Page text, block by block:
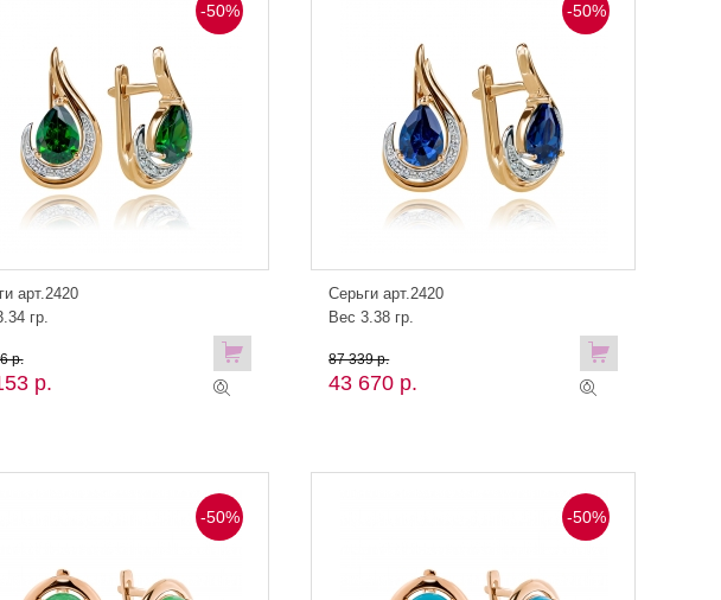
-50%
арт.2420
гр.
р.
р.
-50%
Серьги арт.2420
Вес 3.38 гр.
43 670 р.
87 339 р.
-50% -50%